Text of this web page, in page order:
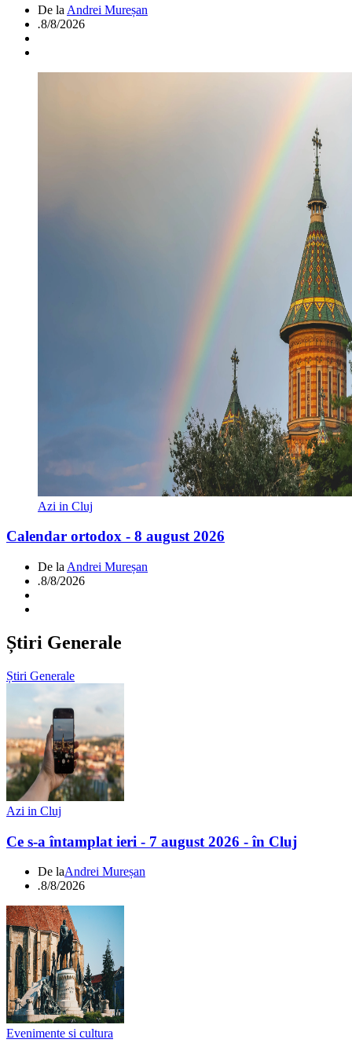
De la Andrei Mureșan
.8/8/2026
Azi in Cluj
Calendar ortodox - 8 august 2026
De la Andrei Mureșan
.8/8/2026
Știri Generale
Știri Generale
Azi in Cluj
Ce s-a întamplat ieri - 7 august 2026 - în Cluj
De laAndrei Mureșan
.8/8/2026
Evenimente si cultura